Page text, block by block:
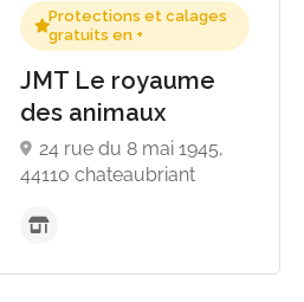
Protections et calages
gratuits en +
JMT Le royaume
des animaux
24 rue du 8 mai 1945,
44110 chateaubriant